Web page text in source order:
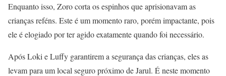
Enquanto isso, Zoro corta os espinhos que aprisionavam as
crianças reféns. Este é um momento raro, porém impactante, pois
ele é elogiado por ter agido exatamente quando foi necessário.
Após Loki e Luffy garantirem a segurança das crianças, eles as
levam para um local seguro próximo de Jarul. É neste momento